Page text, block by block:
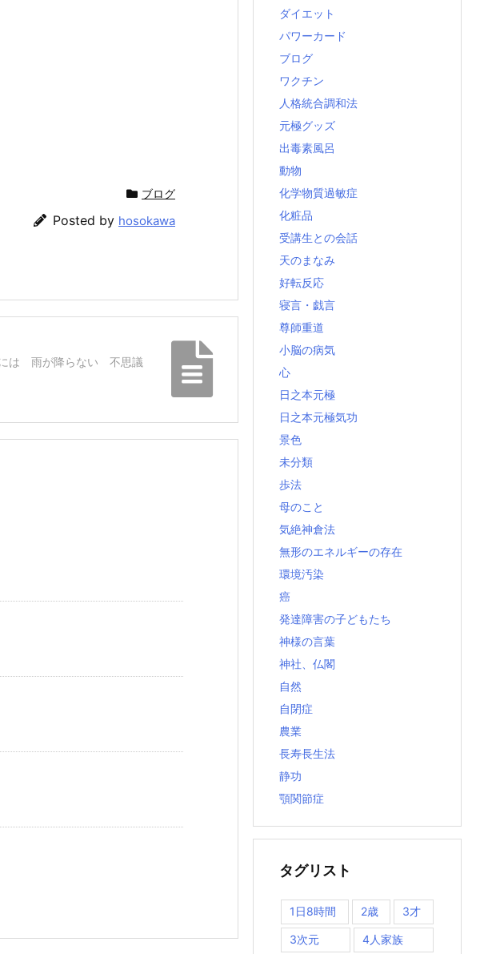
ブログ
Posted by hosokawa
は 雨が降らない 不思議
ダイエット
パワーカード
ブログ
ワクチン
人格統合調和法
元極グッズ
出毒素風呂
動物
化学物質過敏症
化粧品
受講生との会話
天のまなみ
好転反応
寝言・戯言
尊師重道
小脳の病気
心
日之本元極
日之本元極気功
景色
未分類
歩法
母のこと
気絶神倉法
無形のエネルギーの存在
環境汚染
癌
発達障害の子どもたち
神様の言葉
神社、仏閣
自然
自閉症
農業
長寿長生法
静功
顎関節症
タグリスト
1日8時間 2歳 3才
3次元 4人家族